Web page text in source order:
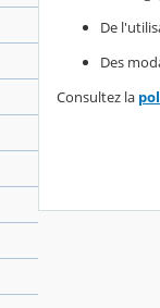
De
Des
Consultez la